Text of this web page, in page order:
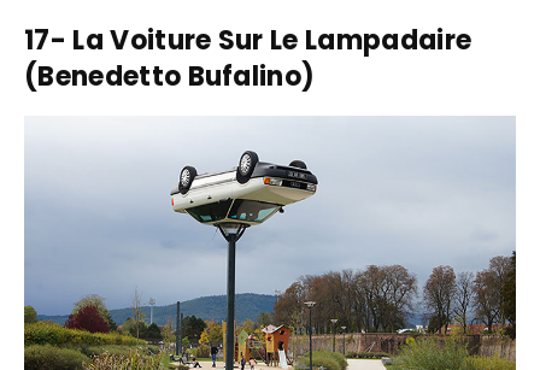
17- La Voiture Sur Le Lampadaire
(Benedetto Bufalino)